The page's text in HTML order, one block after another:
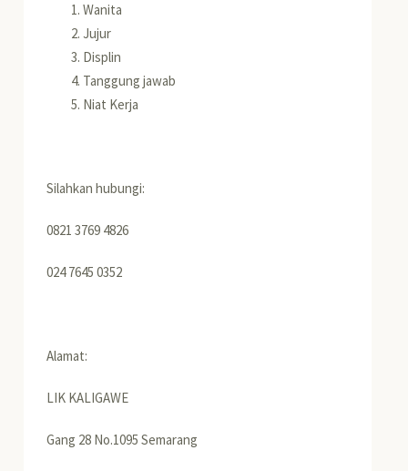
Wanita
Jujur
Displin
Tanggung jawab
Niat Kerja
Silahkan hubungi:
0821 3769 4826
024 7645 0352
Alamat:
LIK KALIGAWE
Gang 28 No.1095 Semarang